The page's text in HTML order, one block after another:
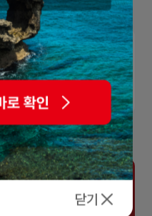
롯데렌터카
직영
중고차
플랫폼
:
3~4년된
인기차,
3개월마다
관리받은
차,
차량관리
닫기